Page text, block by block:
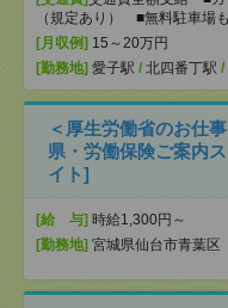
（規定あり） ■無料駐車場
[月収例] 15～20万円
[勤務地] 愛子駅 / 北四番丁駅 /
＜厚生労働省のお仕
県・労働保険ご案内
イト]
[給 与] 時給1,300円～
[勤務地] 宮城県仙台市青葉区